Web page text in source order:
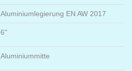
Aluminiumlegierung EN AW 2017
6"
Aluminiummitte